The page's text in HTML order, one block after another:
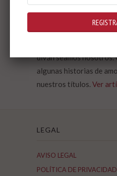
un diván. La segunda
título que una canción
diván seamos nosotros.
algunas historias de
nuestros títulos. Ver
LEGAL
AVISO LEGAL
POLÍTICA DE PRIVACIDAD